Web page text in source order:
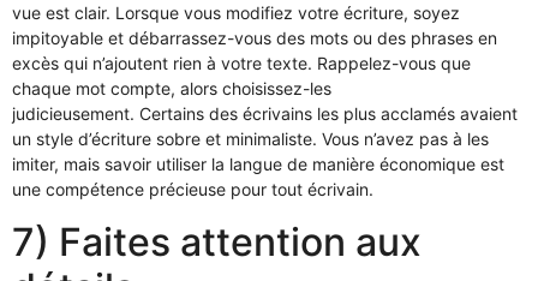
vue est clair. Lorsque vous modifiez votre écriture, soyez
impitoyable et débarrassez-vous des mots ou des phrases en
excès qui n’ajoutent rien à votre texte. Rappelez-vous que
chaque mot compte, alors choisissez-les
judicieusement. Certains des écrivains les plus acclamés avaient
un style d’écriture sobre et minimaliste. Vous n’avez pas à les
imiter, mais savoir utiliser la langue de manière économique est
une compétence précieuse pour tout écrivain.
7) Faites attention aux